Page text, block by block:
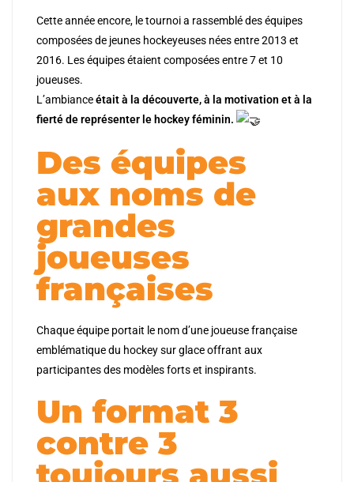
Cette année encore, le tournoi a rassemblé des équipes
composées de jeunes hockeyeuses nées entre 2013 et
2016. Les équipes étaient composées entre 7 et 10
joueuses.
L’ambianceétait à la découverte, à la motivation et à la
fierté de représenter le hockey féminin.
Des équipes
aux noms de
grandes
joueuses
françaises
Chaque équipe portait le nom d’une joueuse française
emblématique du hockey sur glace offrant aux
participantes des modèles forts et inspirants.
Un format 3
contre 3